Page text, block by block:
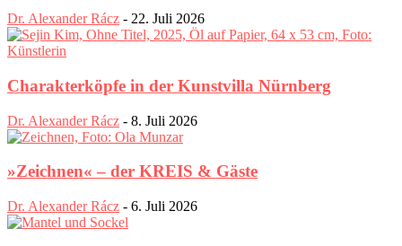
Dr. Alexander Rácz - 22. Juli 2026
Charakterköpfe in der Kunstvilla Nürnberg
Dr. Alexander Rácz - 8. Juli 2026
»Zeichnen« – der KREIS & Gäste
Dr. Alexander Rácz - 6. Juli 2026